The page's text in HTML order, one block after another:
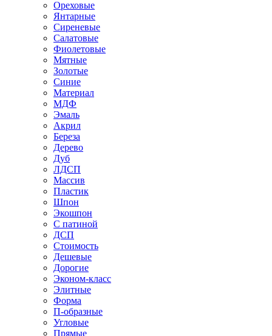
Ореховые
Янтарные
Сиреневые
Салатовые
Фиолетовые
Мятные
Золотые
Синие
Материал
МДФ
Эмаль
Акрил
Береза
Дерево
Дуб
ЛДСП
Массив
Пластик
Шпон
Экошпон
С патиной
ДСП
Стоимость
Дешевые
Дорогие
Эконом-класс
Элитные
Форма
П-образные
Угловые
Прямые